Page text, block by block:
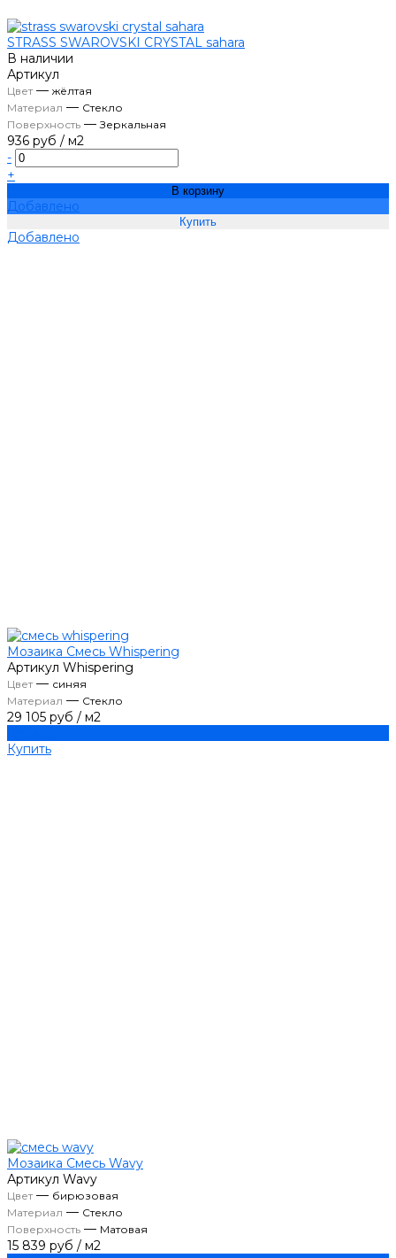
STRASS SWAROVSKI CRYSTAL sahara
В наличии
Артикул
Цвет— жёлтая
Материал — Стекло
Поверхность —Зеркальная
936 руб / м2
-
+
В корзину
Добавлено
Добавлено
Мозаика Смесь Whispering
Артикул Whispering
Цвет— синяя
Материал — Стекло
29 105 руб / м2
Купить
Мозаика Смесь Wavy
Артикул Wavy
Цвет— бирюзовая
Материал — Стекло
Поверхность — Матовая
15 839 руб / м2